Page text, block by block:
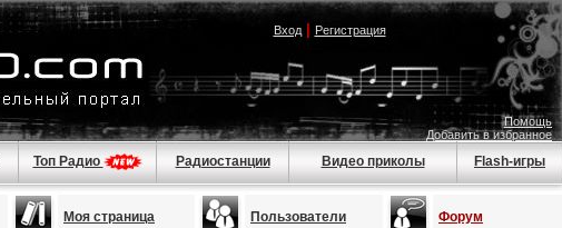
Вход| Регистрация
Помощь
Добавить в избранное
Топ Радио Радиостанции Видео приколы Flash-игры
Моя страница Пользователи Форум